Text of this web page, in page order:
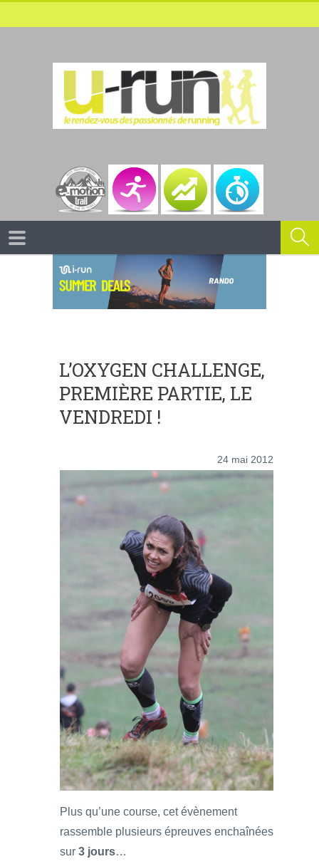
L’OXYGEN CHALLENGE,
PREMIÈRE PARTIE, LE
VENDREDI !
24 mai 2012
Plus qu’une course, cet évènement
rassemble plusieurs épreuves enchaînées
sur 3 jours…